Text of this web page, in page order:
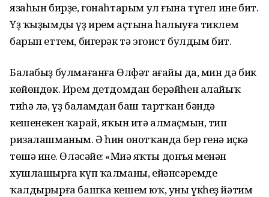
язаһын бирҙе, гонаһтарым ул ғына түгел ине бит.
Үҙ ҡыҙымды үҙ ирем аҫтына һалыуға тиклем
барып еттем, бигерәк тә эгоист булдым бит.
Балабыҙ булмағанға Өлфәт ағайың да, мин дә бик
көйөндөк. Ирем детдомдан берәйһен алайыҡ
тиһә лә, үҙ баламдан баш тартҡан бәндә
кешенекен ҡарай, яҡын итә алмаҫмын, тип
ризалашманым. Ә һин онотҡанда бер генә иҫкә
төшә инең. Өләсәйең: «Миңә яҡты донъя менән
хушлашырға күп ҡалманы, ейәнсәремде
ҡалдырырға башҡа кешем юҡ, уны үкһеҙ йәтим